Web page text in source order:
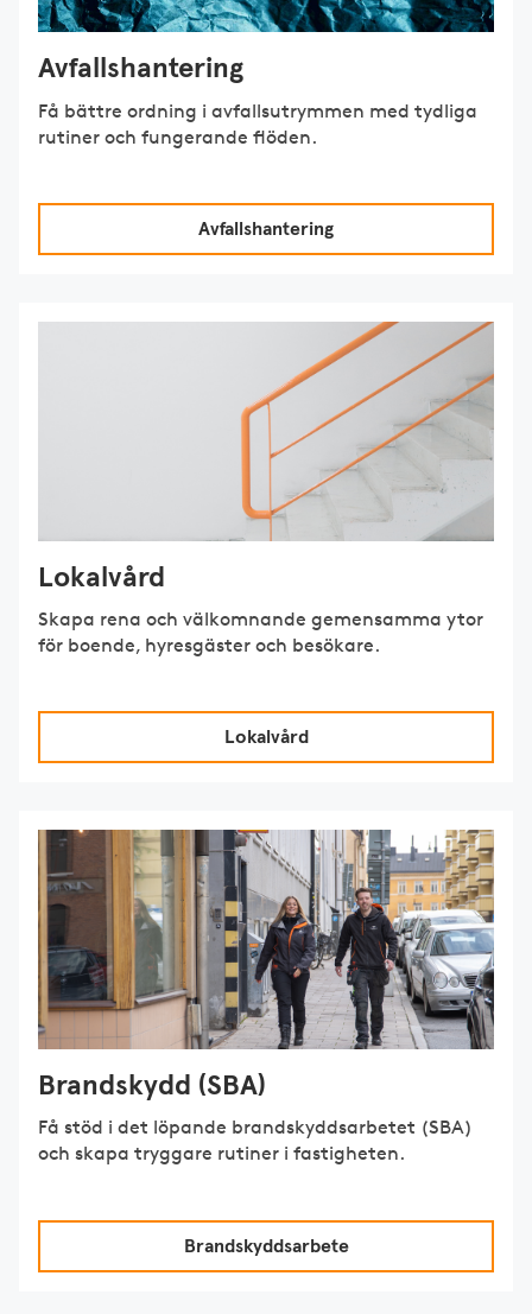
Avfallshantering
Få bättre ordning i avfallsutrymmen med tydliga
rutiner och fungerande flöden.
Avfallshantering
Lokalvård
Skapa rena och välkomnande gemensamma ytor
för boende, hyresgäster och besökare.
Lokalvård
Brandskydd (SBA)
Få stöd i det löpande brandskyddsarbetet (SBA)
och skapa tryggare rutiner i fastigheten.
Brandskyddsarbete